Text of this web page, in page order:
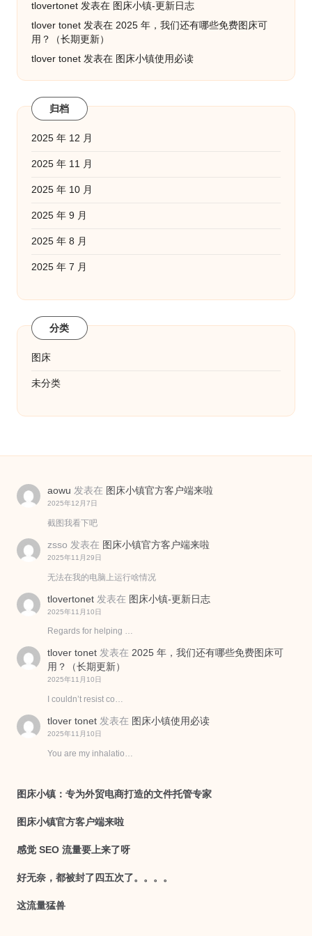
tlovertonet 发表在 图床小镇-更新日志
tlover tonet 发表在 2025 年，我们还有哪些免费图床可
用？（长期更新）
tlover tonet 发表在 图床小镇使用必读
归档
2025 年 12 月
2025 年 11 月
2025 年 10 月
2025 年 9 月
2025 年 8 月
2025 年 7 月
分类
图床
未分类
aowu 发表在 图床小镇官方客户端来啦
2025年12月7日
截图我看下吧
zsso 发表在 图床小镇官方客户端来啦
2025年11月29日
无法在我的电脑上运行啥情况
tlovertonet 发表在 图床小镇-更新日志
2025年11月10日
Regards for helping …
tlover tonet 发表在2025 年，我们还有哪些免费图床可
用？（长期更新）
2025年11月10日
I couldn’t resist co…
tlover tonet 发表在 图床小镇使用必读
2025年11月10日
You are my inhalatio…
图床小镇：专为外贸电商打造的文件托管专家
图床小镇官方客户端来啦
感觉 SEO 流量要上来了呀
好无奈，都被封了四五次了。。。。
这流量猛兽